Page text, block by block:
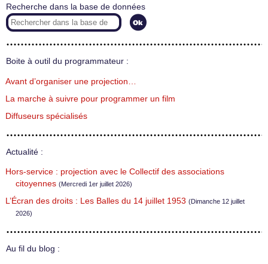
Recherche dans la base de données
Boite à outil du programmateur :
Avant d’organiser une projection…
La marche à suivre pour programmer un film
Diffuseurs spécialisés
Actualité :
Hors-service : projection avec le Collectif des associations
citoyennes (Mercredi 1er juillet 2026)
L’Écran des droits : Les Balles du 14 juillet 1953 (Dimanche 12 juillet
2026)
Au fil du blog :